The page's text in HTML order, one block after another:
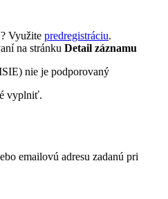
Využite predregistráciu.
na stránku Detail záznamu
nie je podporovaný
vyplniť.
emailovú adresu zadanú pri